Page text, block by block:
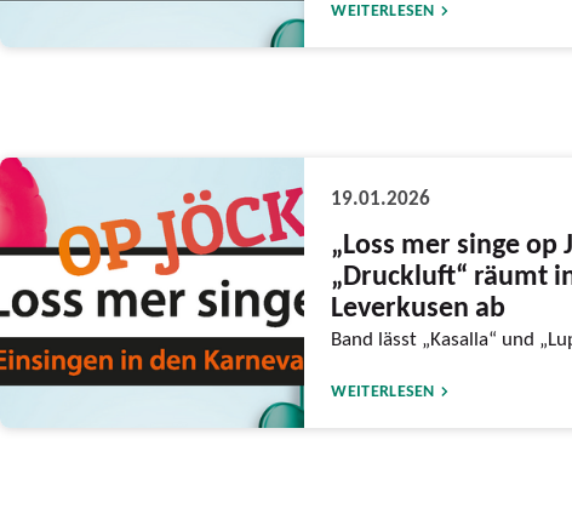
WEITERLESEN
19.01.2026
„Loss mer singe op
„Druckluft“ räumt
Leverkusen ab
Band lässt „Kasalla“ und
WEITERLESEN